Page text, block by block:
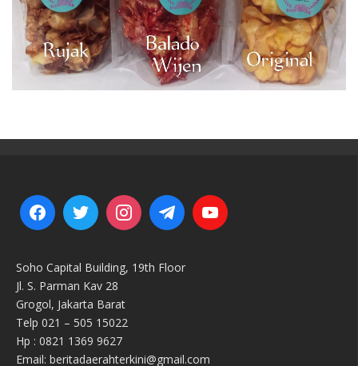
Soho Capital Building, 19th Floor
Jl. S. Parman Kav 28
Grogol, Jakarta Barat
Telp 021 – 505 15022
Hp : 0821 1369 9627
Email: beritadaerahterkini@gmail.com